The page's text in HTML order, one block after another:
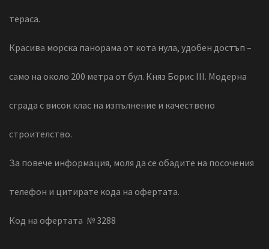
тераса.
Красива морска панорама от кота нула, удобен достъп –
само на около 200 метра от бул. Княз Борис III. Модерна
сграда с висок клас на изпълнение и качествено
строителство.
За повече информация, моля да се обадите на посочения
телефон и цитирате кода на офертата.
Код на офертата № 3288